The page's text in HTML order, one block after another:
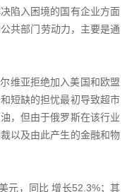
陷入困境的国有企业方面
共部门劳动力，主要是通
维亚拒绝加入美国和欧盟
短缺的担忧最初导致超市
，但由于俄罗斯在该行业
以及由此产生的金融和物
元，同比 增长52.3%；其